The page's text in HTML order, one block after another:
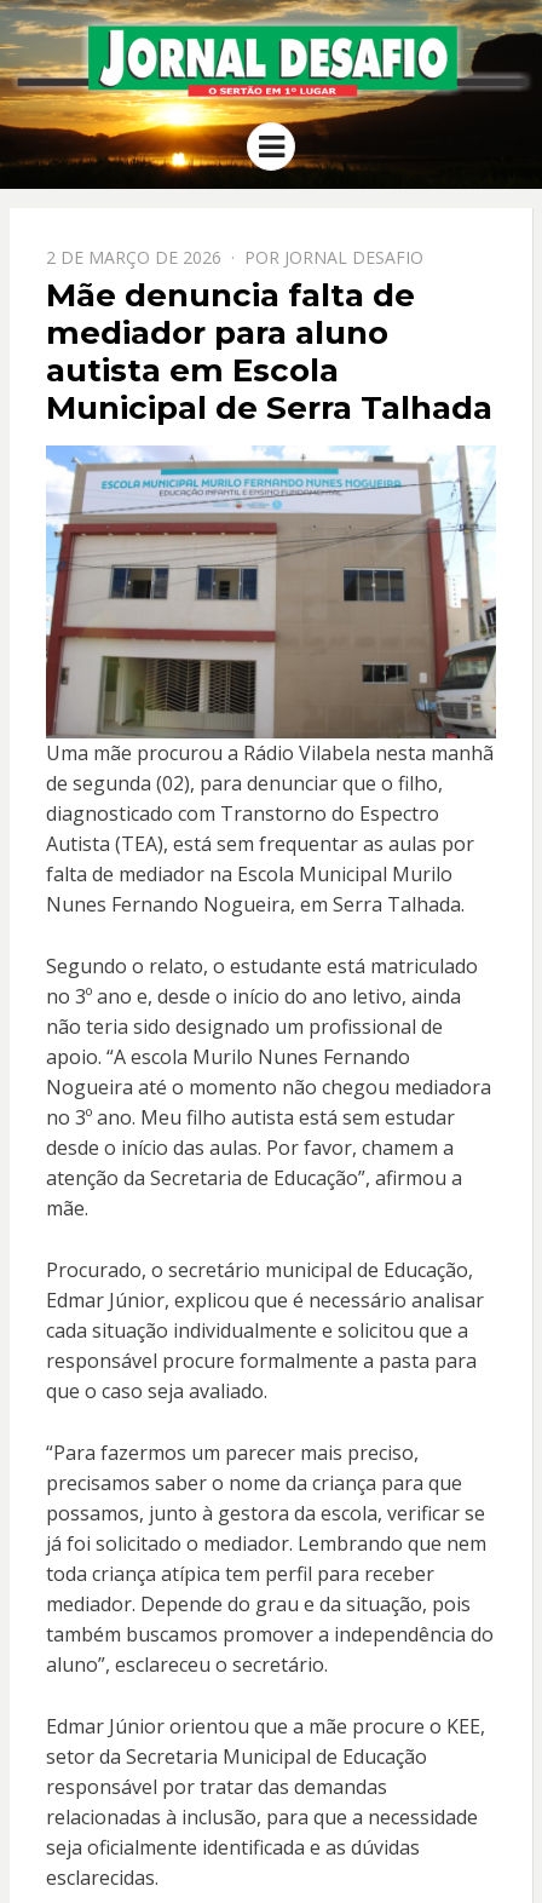
JORNAL
DESAFIO
O Sertão em 1º Lugar
Menu
PPOSTADO
EM
2 DE MARÇO DE 2026 POR JORNAL DESAFIO
Mãe denuncia falta de
mediador para aluno
autista em Escola
Municipal de Serra Talhada
Uma mãe procurou a Rádio Vilabela nesta manhã
de segunda (02), para denunciar que o filho,
diagnosticado com Transtorno do Espectro
Autista (TEA), está sem frequentar as aulas por
falta de mediador na Escola Municipal Murilo
Nunes Fernando Nogueira, em Serra Talhada.
Segundo o relato, o estudante está matriculado
no 3º ano e, desde o início do ano letivo, ainda
não teria sido designado um profissional de
apoio. “A escola Murilo Nunes Fernando
Nogueira até o momento não chegou mediadora
no 3º ano. Meu filho autista está sem estudar
desde o início das aulas. Por favor, chamem a
atenção da Secretaria de Educação”, afirmou a
mãe.
Procurado, o secretário municipal de Educação,
Edmar Júnior, explicou que é necessário analisar
cada situação individualmente e solicitou que a
responsável procure formalmente a pasta para
que o caso seja avaliado.
“Para fazermos um parecer mais preciso,
precisamos saber o nome da criança para que
possamos, junto à gestora da escola, verificar se
já foi solicitado o mediador. Lembrando que nem
toda criança atípica tem perfil para receber
mediador. Depende do grau e da situação, pois
também buscamos promover a independência do
aluno”, esclareceu o secretário.
Edmar Júnior orientou que a mãe procure o KEE,
setor da Secretaria Municipal de Educação
responsável por tratar das demandas
relacionadas à inclusão, para que a necessidade
seja oficialmente identificada e as dúvidas
esclarecidas.